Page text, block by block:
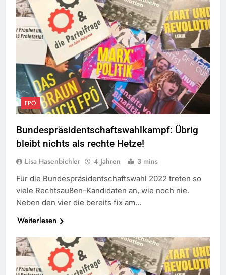
FPÖ
Bundespräsidentschaftswahlkampf: Übrig
bleibt nichts als rechte Hetze!
Lisa Hasenbichler 4 Jahren 3 mins
Für die Bundespräsidentschaftswahl 2022 treten so
viele Rechtsaußen-Kandidaten an, wie noch nie.
Neben den vier die bereits fix am…
Weiterlesen